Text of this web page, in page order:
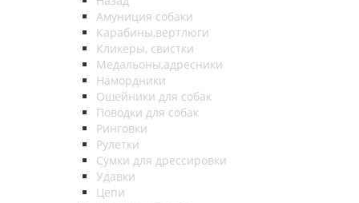
Амуниция собаки
Карабины,вертлюги
Кликеры, свистки
Медальоны,адресники
Намордники
Ошейники для собак
Поводки для собак
Ринговки
Рулетки
Сумки для дрессировки
Удавки
Цепи